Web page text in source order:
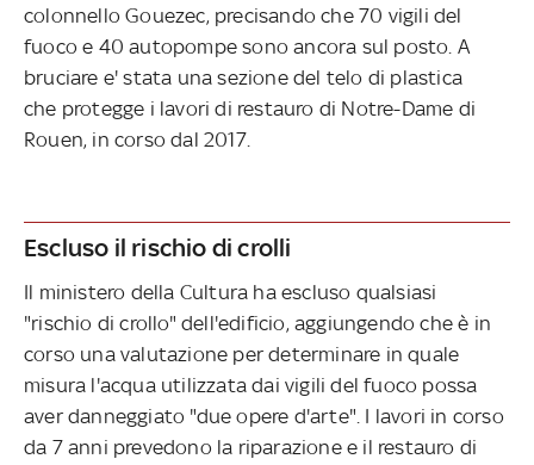
colonnello Gouezec, precisando che 70 vigili del
fuoco e 40 autopompe sono ancora sul posto. A
bruciare e' stata una sezione del telo di plastica
che protegge i lavori di restauro di Notre-Dame di
Rouen, in corso dal 2017.
Escluso il rischio di crolli
Il ministero della Cultura ha escluso qualsiasi
"rischio di crollo" dell'edificio, aggiungendo che è in
corso una valutazione per determinare in quale
misura l'acqua utilizzata dai vigili del fuoco possa
aver danneggiato "due opere d'arte". I lavori in corso
da 7 anni prevedono la riparazione e il restauro di